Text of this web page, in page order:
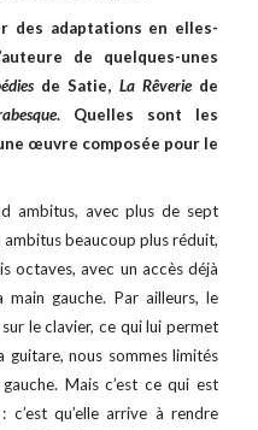
des adaptations en elles-
de quelques-unes
de Satie, La Rêveriede
. Quelles sont les
œuvre composée pour le
ambitus, avec plus de sept
ambitus beaucoup plus réduit,
octaves, avec un accès déjà
gauche. Par ailleurs, le
le clavier, ce qui lui permet
guitare, nous sommes limités
Mais c’est ce qui est
qu’elle arrive à rendre